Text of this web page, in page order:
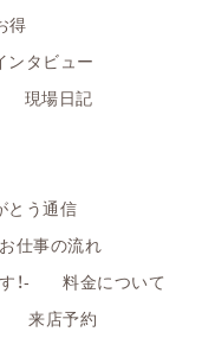
得
ンタビュー
現場日記
とう通信
お仕事の流れ
！-
料金について
来店予約